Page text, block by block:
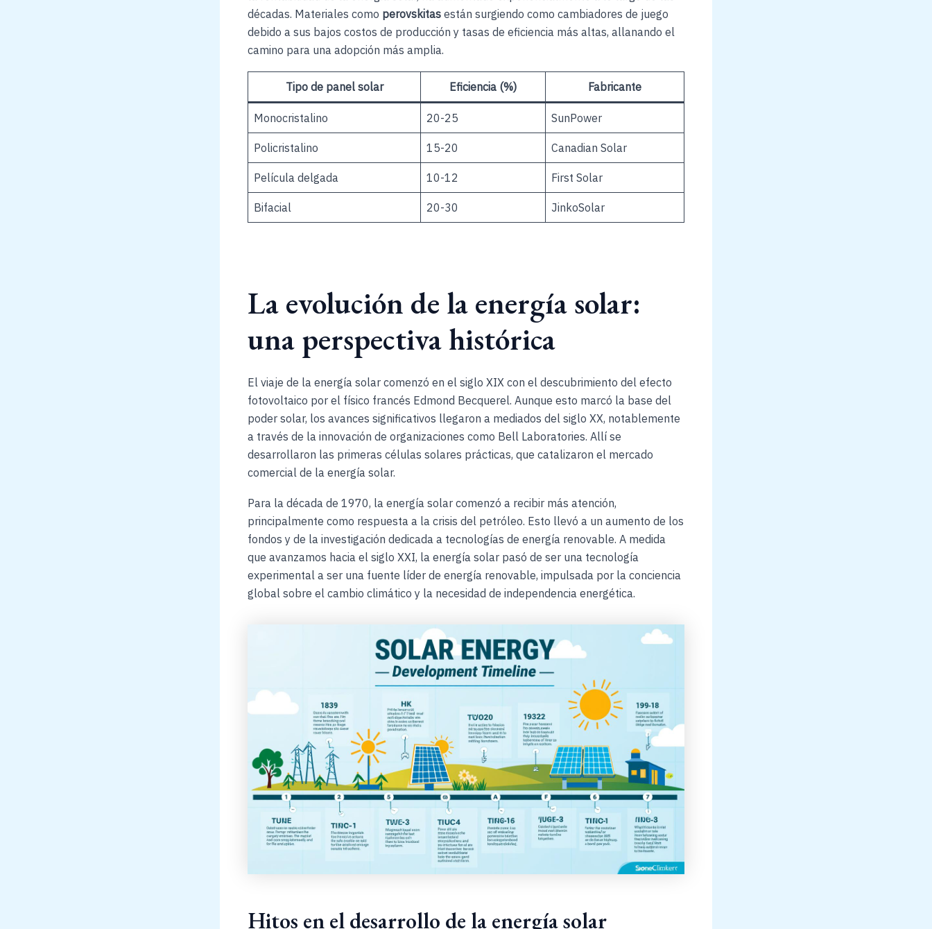
décadas. Materiales como perovskitas están surgiendo como cambiadores de juego
debido a sus bajos costos de producción y tasas de eficiencia más altas, allanando el
camino para una adopción más amplia.
Tipo de panel solar Eficiencia (%) Fabricante
Monocristalino 20-25 SunPower
Policristalino 15-20 Canadian Solar
Película delgada 10-12 First Solar
Bifacial 20-30 JinkoSolar
La evolución de la energía solar:
una perspectiva histórica
El viaje de la energía solar comenzó en el siglo XIX con el descubrimiento del efecto
fotovoltaico por el físico francés Edmond Becquerel. Aunque esto marcó la base del
poder solar, los avances significativos llegaron a mediados del siglo XX, notablemente
a través de la innovación de organizaciones como Bell Laboratories. Allí se
desarrollaron las primeras células solares prácticas, que catalizaron el mercado
comercial de la energía solar.
Para la década de 1970, la energía solar comenzó a recibir más atención,
principalmente como respuesta a la crisis del petróleo. Esto llevó a un aumento de los
fondos y de la investigación dedicada a tecnologías de energía renovable. A medida
que avanzamos hacia el siglo XXI, la energía solar pasó de ser una tecnología
experimental a ser una fuente líder de energía renovable, impulsada por la conciencia
global sobre el cambio climático y la necesidad de independencia energética.
Hitos en el desarrollo de la energía solar